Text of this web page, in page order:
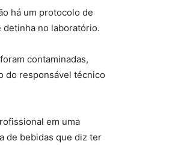
há um protocolo de
detinha no laboratório.
contaminadas,
do responsável técnico
em uma
de bebidas que diz ter